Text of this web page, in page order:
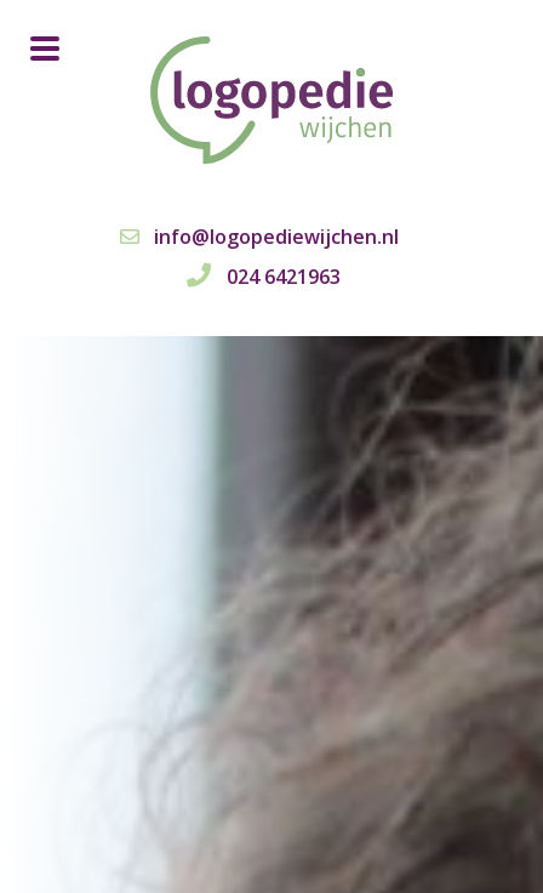
info@logopediewijchen.nl
024 6421963